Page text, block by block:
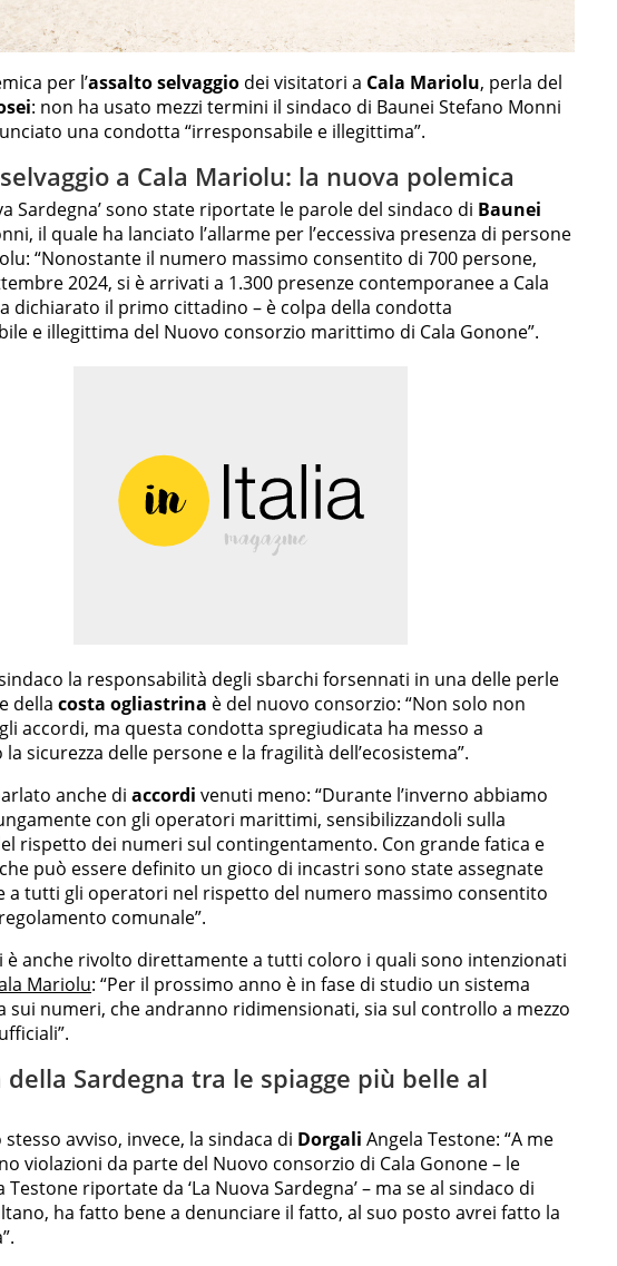
per l’assalto selvaggio dei visitatori a Cala Mariolu, perla del
: non ha usato mezzi termini il sindaco di Baunei Stefano Monni
una condotta “irresponsabile e illegittima”.
a Cala Mariolu: la nuova polemica
Sardegna’ sono state riportate le parole del sindaco di Baunei
il quale ha lanciato l’allarme per l’eccessiva presenza di persone
“Nonostante il numero massimo consentito di 700 persone,
2024, si è arrivati a 1.300 presenze contemporanee a Cala
dichiarato il primo cittadino – è colpa della condotta
e illegittima del Nuovo consorzio marittimo di Cala Gonone”.
la responsabilità degli sbarchi forsennati in una delle perle
della costa ogliastrina è del nuovo consorzio: “Non solo non
accordi, ma questa condotta spregiudicata ha messo a
sicurezza delle persone e la fragilità dell’ecosistema”.
anche di accordi venuti meno: “Durante l’inverno abbiamo
con gli operatori marittimi, sensibilizzandoli sulla
rispetto dei numeri sul contingentamento. Con grande fatica e
può essere definito un gioco di incastri sono state assegnate
a tutti gli operatori nel rispetto del numero massimo consentito
comunale”.
è anche rivolto direttamente a tutti coloro i quali sono intenzionati
Mariolu: “Per il prossimo anno è in fase di studio un sistema
sui numeri, che andranno ridimensionati, sia sul controllo a mezzo
della Sardegna tra le spiagge più belle al
avviso, invece, la sindaca di Dorgali Angela Testone: “A me
violazioni da parte del Nuovo consorzio di Cala Gonone – le
Testone riportate da ‘La Nuova Sardegna’ – ma se al sindaco di
ha fatto bene a denunciare il fatto, al suo posto avrei fatto la